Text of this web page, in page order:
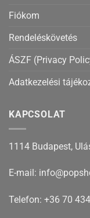
Fiókom
Rendeléskövetés
ÁSZF (Privacy
Adatkezelési
KAPCSOLAT
1114 Budapest,
E-mail:
Telefon: +36 70